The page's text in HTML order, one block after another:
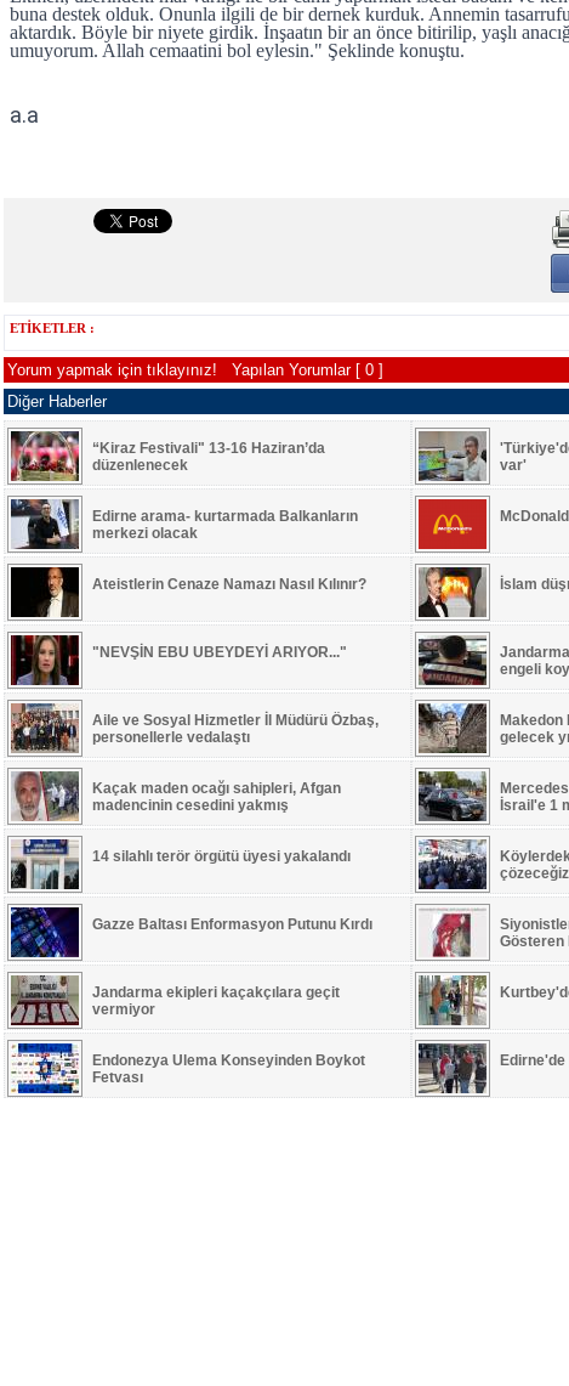
buna destek olduk. Onunla ilgili de bir dernek kurduk. Annemin tasarrufu
aktardık. Böyle bir niyete girdik. İnşaatın bir an önce bitirilip, yaşlı
umuyorum. Allah cemaatini bol eylesin." Şeklinde konuştu.
a.a
ETİKETLER :
Yorum yapmak için tıklayınız!
Yapılan Yorumlar [ 0 ]
Diğer Haberler
“Kiraz Festivali" 13-16 Haziran’da
düzenlenecek
var'
Edirne arama- kurtarmada Balkanların
merkezi olacak
Ateistlerin Cenaze Namazı Nasıl Kılınır? İslam
"NEVŞİN EBU UBEYDEYİ ARIYOR..."
engeli
Aile ve Sosyal Hizmetler İl Müdürü Özbaş,
personellerle vedalaştı
gelecek
Kaçak maden ocağı sahipleri, Afgan
madencinin cesedini yakmış
İsrail'e 1
14 silahlı terör örgütü üyesi yakalandı
Gazze Baltası Enformasyon Putunu Kırdı
Gösteren
Jandarma ekipleri kaçakçılara geçit
vermiyor
Endonezya Ulema Konseyinden Boykot
Fetvası